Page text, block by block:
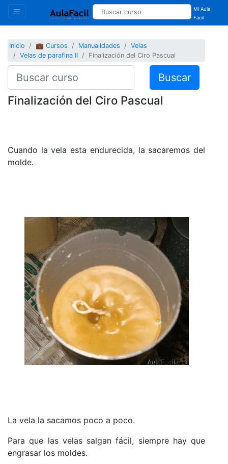
Mi Aula
Facil
Inicio 💼 Cursos Manualidades
Velas
Velas de parafina II
Finalización del Ciro Pascual
Buscar
Finalización del Ciro Pascual
Cuando la vela esta endurecida, la sacaremos del
molde.
La vela la sacamos poco a poco.
Para que las velas salgan fácil, siempre hay que
engrasar los moldes.